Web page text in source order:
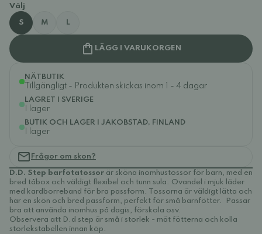
Välj
S M L
LÄGG I VARUKORGEN
NÄTBUTIK
Tillgängligt - Produkten skickas inom 1 - 4 dagar
LAGRET I SVERIGE
I lager
BUTIK OCH LAGER I JAKOBSTAD, FINLAND
I lager
Frågor om skon?
D.D. Step barfotatossor är sköna inomhustossor för barn, med en
bred tåbox och väldigt flexibel och tunn sula. Ovandel i mjuk läder
med kardborreband för bra passform. Tossorna är väldigt lätta och
har en skön och bred passform, perfekt för små barnfötter. Passar
bra att använda inomhus på dagis, förskola osv.
Observera att D.d step är små i storlek - mät fötterna och kolla
storlekstabellen innan köp.